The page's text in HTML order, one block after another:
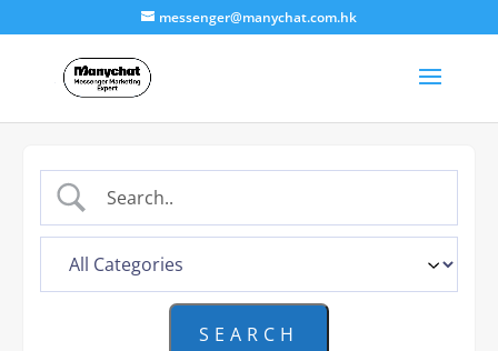
messenger@manychat.com.hk